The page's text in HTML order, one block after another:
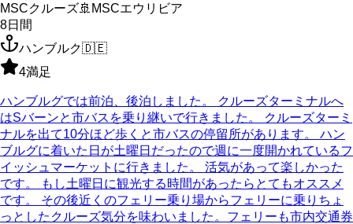
MSCクルーズ🚢 MSCエウリビア
8日間
ハンブルク🇩🇪
4満足
ハンブルグでは前泊、後泊しました。 クルーズターミナルへ
はSバーンと市バスを乗り継いで行きました。 クルーズターミ
ナルを出て10分ほど歩くと市バスの停留所があります。 ハン
ブルグに着いた日が土曜日だったので週に一度開かれているフ
イッシュマーケットに行きました。 活気があって楽しかった
です。 もし土曜日に観光する時間があったらとてもオススメ
です。 その後近くのフェリー乗り場からフェリーに乗りちょ
っとしたクルーズ気分を味わいました。フェリーも市内交通券